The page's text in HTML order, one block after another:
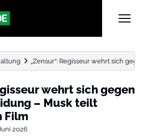
„Zensur“: Regisseur wehrt sich
wehrt sich gegen
– Musk teilt
Film
2026